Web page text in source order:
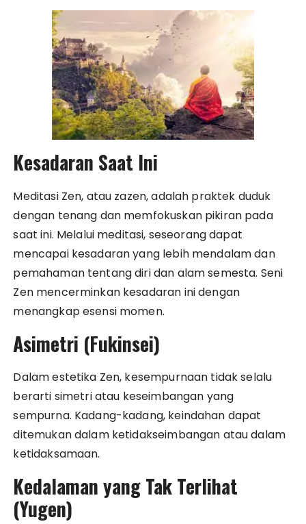
Kesadaran Saat Ini
Meditasi Zen, atau zazen, adalah praktek duduk
dengan tenang dan memfokuskan pikiran pada
saat ini. Melalui meditasi, seseorang dapat
mencapai kesadaran yang lebih mendalam dan
pemahaman tentang diri dan alam semesta. Seni
Zen mencerminkan kesadaran ini dengan
menangkap esensi momen.
Asimetri (Fukinsei)
Dalam estetika Zen, kesempurnaan tidak selalu
berarti simetri atau keseimbangan yang
sempurna. Kadang-kadang, keindahan dapat
ditemukan dalam ketidakseimbangan atau dalam
ketidaksamaan.
Kedalaman yang Tak Terlihat
(Yugen)